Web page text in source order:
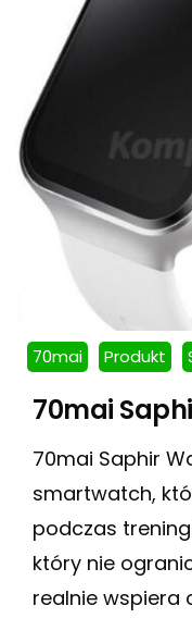
70mai Produkt
70mai
70mai Saphir
smartwatch,
podczas
który nie
realnie wspiera